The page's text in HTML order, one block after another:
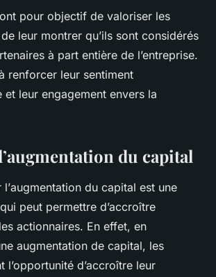
pour objectif de valoriser les
leur montrer qu’ils sont considérés
à part entière de l’entreprise.
renforcer leur sentiment
et leur engagement envers la
du capital
augmentation du capital est une
peut permettre d’accroître
actionnaires. En effet, en
augmentation de capital, les
l’opportunité d’accroître leur